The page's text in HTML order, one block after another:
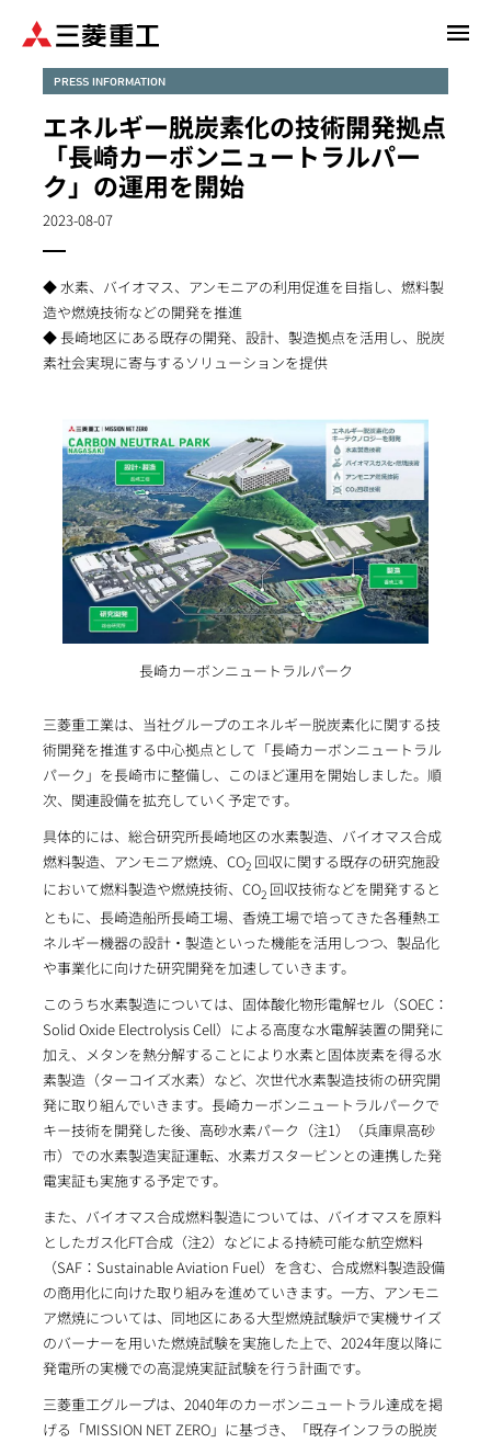
PRESS INFORMATION
エネルギー脱炭素化の技術開発拠点
「長崎カーボンニュートラルパー
ク」の運用を開始
2023-08-07
◆ 水素、バイオマス、アンモニアの利用促進を目指し、燃料製
造や燃焼技術などの開発を推進
◆ 長崎地区にある既存の開発、設計、製造拠点を活用し、脱炭
素社会実現に寄与するソリューションを提供
長崎カーボンニュートラルパーク
三菱重工業は、当社グループのエネルギー脱炭素化に関する技
術開発を推進する中心拠点として「長崎カーボンニュートラル
パーク」を長崎市に整備し、このほど運用を開始しました。順
次、関連設備を拡充していく予定です。
具体的には、総合研究所長崎地区の水素製造、バイオマス合成
燃料製造、アンモニア燃焼、CO2 回収に関する既存の研究施設
において燃料製造や燃焼技術、CO2 回収技術などを開発すると
ともに、長崎造船所長崎工場、香焼工場で培ってきた各種熱エ
ネルギー機器の設計・製造といった機能を活用しつつ、製品化
や事業化に向けた研究開発を加速していきます。
このうち水素製造については、固体酸化物形電解セル（SOEC：
Solid Oxide Electrolysis Cell）による高度な水電解装置の開発に
加え、メタンを熱分解することにより水素と固体炭素を得る水
素製造（ターコイズ水素）など、次世代水素製造技術の研究開
発に取り組んでいきます。長崎カーボンニュートラルパークで
キー技術を開発した後、高砂水素パーク（注1）（兵庫県高砂
市）での水素製造実証運転、水素ガスタービンとの連携した発
電実証も実施する予定です。
また、バイオマス合成燃料製造については、バイオマスを原料
としたガス化FT合成（注2）などによる持続可能な航空燃料
（SAF：Sustainable Aviation Fuel）を含む、合成燃料製造設備
の商用化に向けた取り組みを進めていきます。一方、アンモニ
ア燃焼については、同地区にある大型燃焼試験炉で実機サイズ
のバーナーを用いた燃焼試験を実施した上で、2024年度以降に
発電所の実機での高混焼実証試験を行う計画です。
三菱重工グループは、2040年のカーボンニュートラル達成を掲
げる「MISSION NET ZERO」に基づき、「既存インフラの脱炭